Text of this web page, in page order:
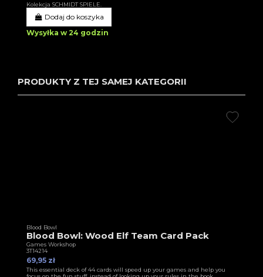
Kolekcja SCHMIDT SPIELE.
Dodaj do koszyka
Wysyłka w 24 godzin
PRODUKTY Z TEJ SAMEJ KATEGORII
Blood Bowl
Blood Bowl: Wood Elf Team Card Pack
Games Workshop
3T14214
69,95 zł
This essential deck of 44 cards will speed up your games and help you